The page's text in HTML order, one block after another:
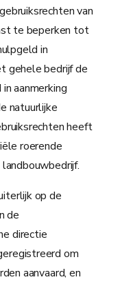
van
te beperken tot
in
gehele bedrijf de
aanmerking
natuurlijke
heeft
roerende
op de
de
directie
om
aanvaard, en